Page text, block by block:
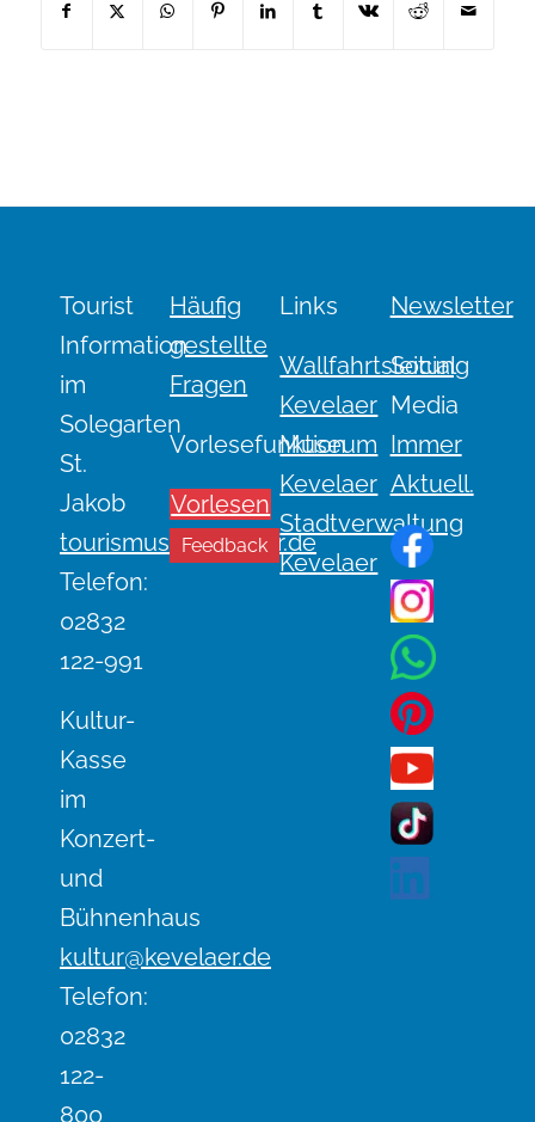
A
s
i
c
h
t
e
n
n
a
v
i
g
a
t
i
o
a
o
Tourist
Information
im
Solegarten
St.
Jakob
tourismus@kevelaer.de
Telefon:
02832
122-991
Kultur-
Kasse
im
Konzert-
und
Bühnenhaus
kultur@kevelaer.de
Telefon:
02832
122-
800
Häufig
gestellte
Fragen
Vorlesefunktion
Vorlesen
Feedback
Links
Wallfahrtsleitung
Kevelaer
Museum
Kevelaer
Stadtverwaltung
Kevelaer
Newsletter
Social
Media
Immer
Aktuell.